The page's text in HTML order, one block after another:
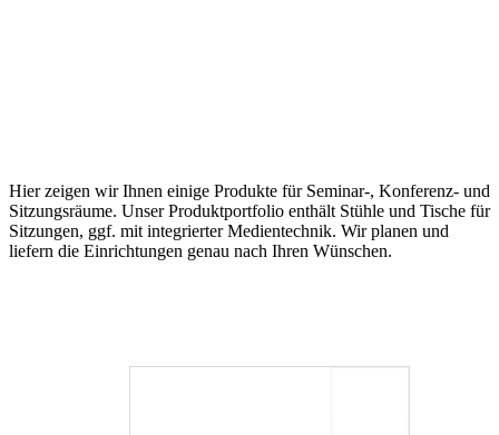
Hier zeigen wir Ihnen einige Produkte für Seminar-, Konferenz- und
Sitzungsräume. Unser Produktportfolio enthält Stühle und Tische für
Sitzungen, ggf. mit integrierter Medientechnik. Wir planen und
liefern die Einrichtungen genau nach Ihren Wünschen.